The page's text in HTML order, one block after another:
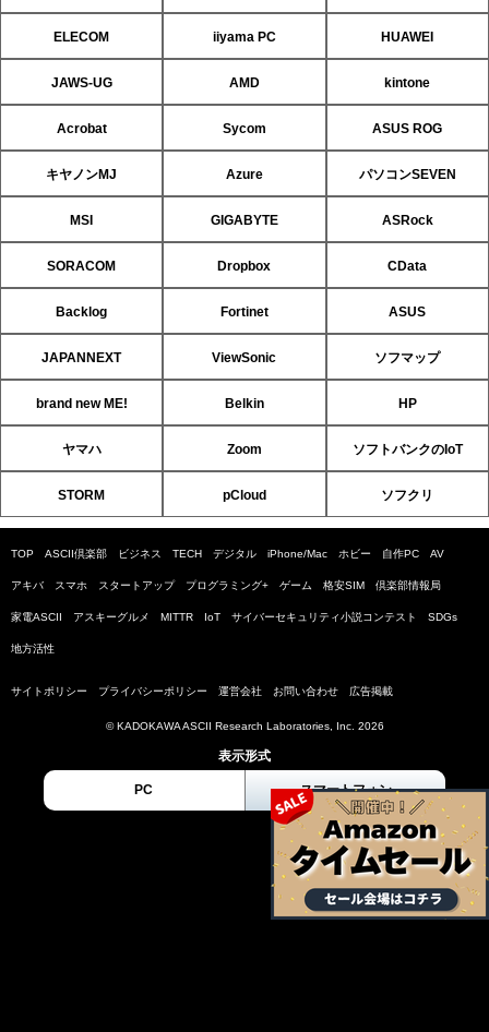
ELECOM iiyama PC HUAWEI
JAWS-UG AMD kintone
Acrobat Sycom ASUS ROG
キヤノンMJ Azure パソコンSEVEN
MSI GIGABYTE ASRock
SORACOM Dropbox CData
Backlog Fortinet ASUS
JAPANNEXT ViewSonic ソフマップ
brand new ME! Belkin HP
ヤマハ Zoom ソフトバンクのIoT
STORM pCloud ソフクリ
TOP ASCII倶楽部 ビジネス TECH デジタル iPhone/Mac ホビー 自作PC AV
アキバ スマホ スタートアップ プログラミング+ ゲーム 格安SIM 倶楽部情報局
家電ASCII アスキーグルメ MITTR IoT サイバーセキュリティ小説コンテスト SDGs
地方活性
サイトポリシー プライバシーポリシー 運営会社 お問い合わせ 広告掲載
© KADOKAWA ASCII Research Laboratories, Inc. 2026
表示形式
PC スマートフォン